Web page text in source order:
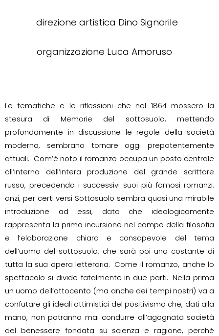
direzione artistica Dino Signorile
organizzazione Luca Amoruso
Le tematiche e le riflessioni che nel 1864 mossero la
stesura di Memorie del sottosuolo, mettendo
profondamente in discussione le regole della società
moderna, sembrano tornare oggi prepotentemente
attuali. Com’è noto il romanzo occupa un posto centrale
all’interno dell’intera produzione del grande scrittore
russo, precedendo i successivi suoi più famosi romanzi:
anzi, per certi versi Sottosuolo sembra quasi una mirabile
introduzione ad essi, dato che ideologicamente
rappresenta la prima incursione nel campo della filosofia
e l’elaborazione chiara e consapevole del tema
dell’uomo del sottosuolo, che sarà poi una costante di
tutta la sua opera letteraria. Come il romanzo, anche lo
spettacolo si divide fatalmente in due parti. Nella prima
un uomo dell’ottocento (ma anche dei tempi nostri) va a
confutare gli ideali ottimistici del positivismo che, dati alla
mano, non potranno mai condurre all’agognata società
del benessere fondata su scienza e ragione, perché